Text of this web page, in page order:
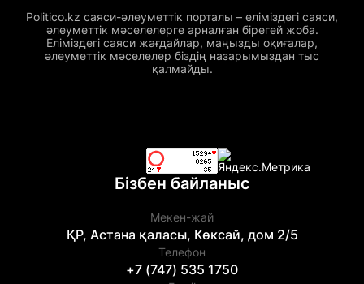
Politico.kz саяси-әлеуметтік порталы – еліміздегі саяси,
әлеуметтік мәселелерге арналған бірегей жоба.
Еліміздегі саяси жағдайлар, маңызды оқиғалар,
әлеуметтік мәселелер біздің назарымыздан тыс
қалмайды.
Бізбен байланыс
Мекен-жай
ҚР, Астана қаласы, Көксай, дом 2/5
Телефон
+7 (747) 535 1750